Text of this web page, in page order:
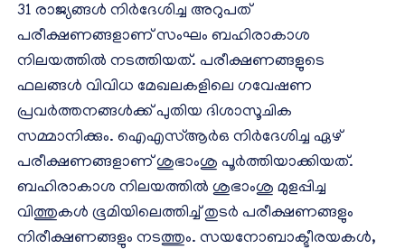
31 രാജ്യങ്ങൾ നിർദേശിച്ച അറുപത്
പരീക്ഷണങ്ങളാണ് സംഘം ബഹിരാകാശ
നിലയത്തിൽ നടത്തിയത്. പരീക്ഷണങ്ങളുടെ
ഫലങ്ങൾ വിവിധ മേഖലകളിലെ ഗവേഷണ
പ്രവർത്തനങ്ങൾക്ക് പുതിയ ദിശാസൂചിക
സമ്മാനിക്കും. ഐഎസ്ആർഒ നിർദേശിച്ച ഏഴ്
പരീക്ഷണങ്ങളാണ് ശുഭാംശു പൂർത്തിയാക്കിയത്.
ബഹിരാകാശ നിലയത്തിൽ ശുഭാംശു മുളപ്പിച്ച
വിത്തുകൾ ഭൂമിയിലെത്തിച്ച് തുടർ പരീക്ഷണങ്ങളും
നിരീക്ഷണങ്ങളും നടത്തും. സയനോബാക്ടീരയകൾ,